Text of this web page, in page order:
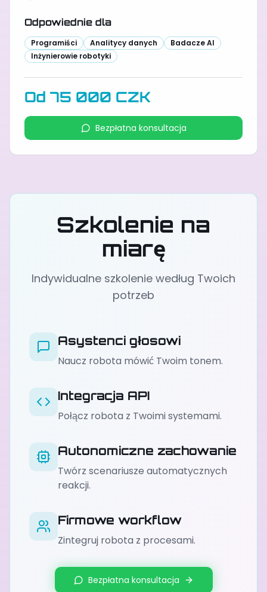
Odpowiednie dla
Programiści Analitycy danych
Badacze AI
Inżynierowie robotyki
Od 75 000 CZK
Bezpłatna konsultacja
Szkolenie na
miarę
Indywidualne szkolenie według Twoich
potrzeb
Asystenci głosowi
Naucz robota mówić Twoim tonem.
Integracja API
Połącz robota z Twoimi systemami.
Autonomiczne zachowanie
Twórz scenariusze automatycznych
reakcji.
Firmowe workflow
Zintegruj robota z procesami.
Bezpłatna konsultacja